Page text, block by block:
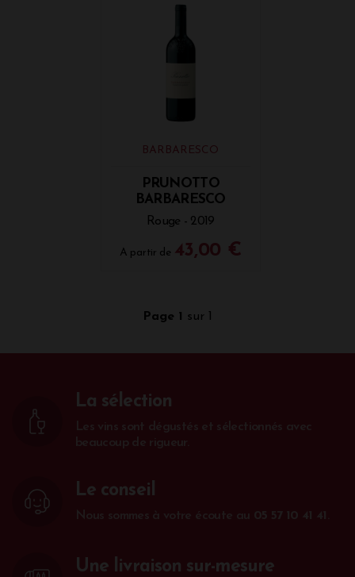
BARBARESCO
PRUNOTTO
BARBARESCO
Rouge - 2019
A partir de 43,00 €
Page 1 sur 1
La sélection
Le conseil
Une livraison sur-mesure